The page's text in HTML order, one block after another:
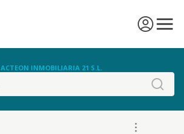
ACTEON INMOBILIARIA 21 S.L.